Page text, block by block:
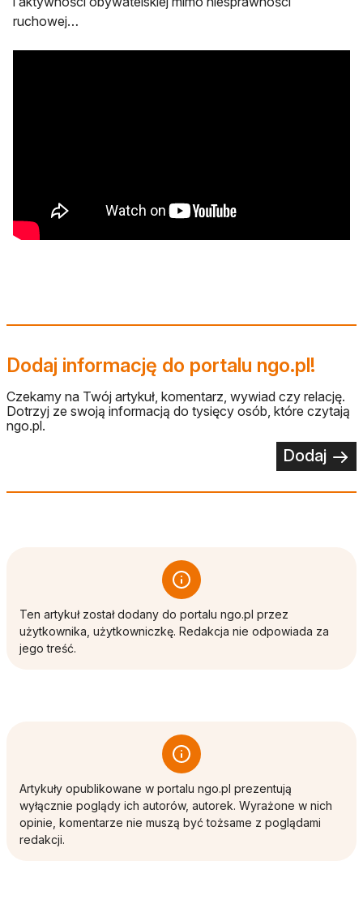
ruchowej…
Dodaj informację do portalu ngo.pl!
Czekamy na Twój artykuł, komentarz, wywiad czy relację.
Dotrzyj ze swoją informacją do tysięcy osób, które czytają
ngo.pl.
Dodaj
Ten artykuł został dodany do portalu ngo.pl przez
użytkownika, użytkowniczkę. Redakcja nie odpowiada za
jego treść.
Artykuły opublikowane w portalu ngo.pl prezentują
wyłącznie poglądy ich autorów, autorek. Wyrażone w nich
opinie, komentarze nie muszą być tożsame z poglądami
redakcji.